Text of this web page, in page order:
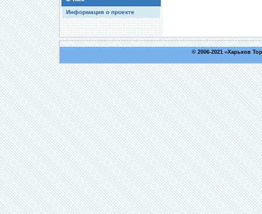
Информация о проекте
© 2006-2021 «Харьков